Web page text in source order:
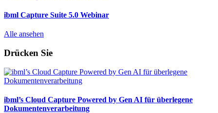
ibml Capture Suite 5.0 Webinar
Alle ansehen
Drücken Sie
ibml’s Cloud Capture Powered by Gen AI für überlegene
Dokumentenverarbeitung